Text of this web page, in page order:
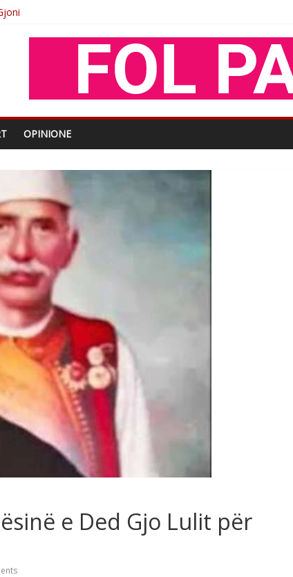
nga Xhevdet Qeriqi Dega e invalidëve në Fushë Kosovë
OPINIONE
e Ded Gjo Lulit për